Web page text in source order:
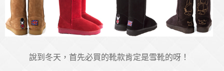
說到冬天，首先必買的靴款肯定是雪靴的呀！